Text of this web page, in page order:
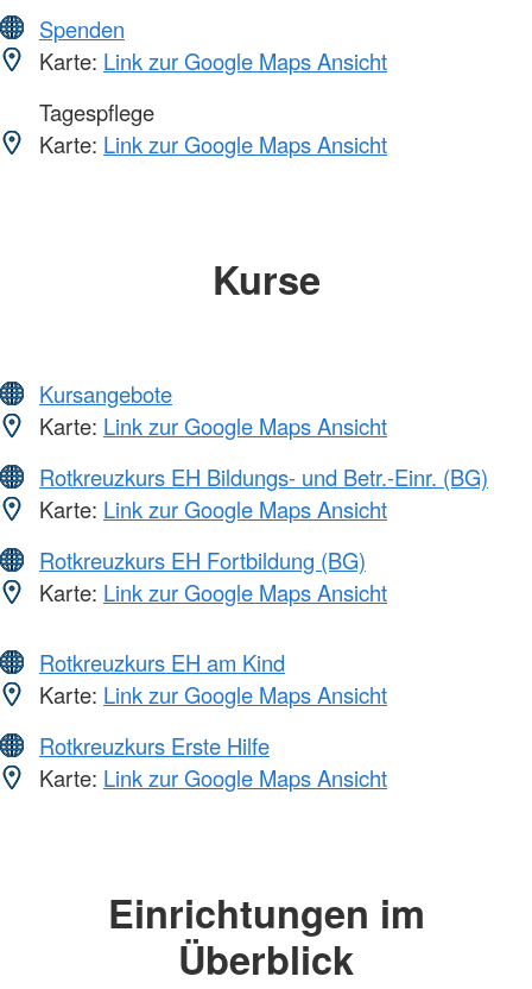
Spenden
Karte: Link zur Google Maps Ansicht
Tagespflege
Karte: Link zur Google Maps Ansicht
Kurse
Kursangebote
Karte: Link zur Google Maps Ansicht
Rotkreuzkurs EH Bildungs- und Betr.-Einr. (BG)
Karte: Link zur Google Maps Ansicht
Rotkreuzkurs EH Fortbildung (BG)
Karte: Link zur Google Maps Ansicht
Rotkreuzkurs EH am Kind
Karte: Link zur Google Maps Ansicht
Rotkreuzkurs Erste Hilfe
Karte: Link zur Google Maps Ansicht
Einrichtungen im
Überblick